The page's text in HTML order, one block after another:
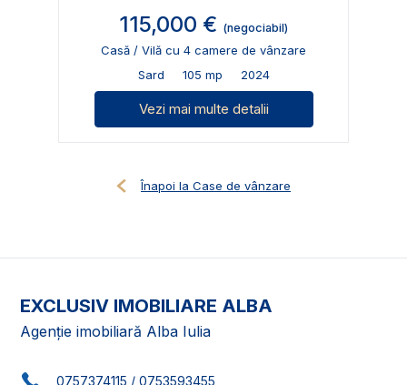
115,000 € (negociabil)
Casă / Vilă cu 4 camere de vânzare
Sard
105 mp 2024
Vezi mai multe detalii
Înapoi la Case de vânzare
EXCLUSIV IMOBILIARE ALBA
Agenție imobiliară Alba Iulia
0757374115 / 0753593455